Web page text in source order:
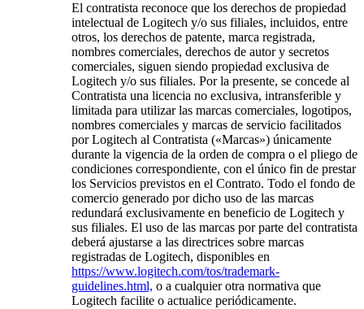
El contratista reconoce que los derechos de propiedad
intelectual de Logitech y/o sus filiales, incluidos, entre
otros, los derechos de patente, marca registrada,
nombres comerciales, derechos de autor y secretos
comerciales, siguen siendo propiedad exclusiva de
Logitech y/o sus filiales. Por la presente, se concede al
Contratista una licencia no exclusiva, intransferible y
limitada para utilizar las marcas comerciales, logotipos,
nombres comerciales y marcas de servicio facilitados
por Logitech al Contratista («Marcas») únicamente
durante la vigencia de la orden de compra o el pliego de
condiciones correspondiente, con el único fin de prestar
los Servicios previstos en el Contrato. Todo el fondo de
comercio generado por dicho uso de las marcas
redundará exclusivamente en beneficio de Logitech y
sus filiales. El uso de las marcas por parte del contratista
deberá ajustarse a las directrices sobre marcas
registradas de Logitech, disponibles en
https://www.logitech.com/tos/trademark-
guidelines.html, o a cualquier otra normativa que
Logitech facilite o actualice periódicamente.